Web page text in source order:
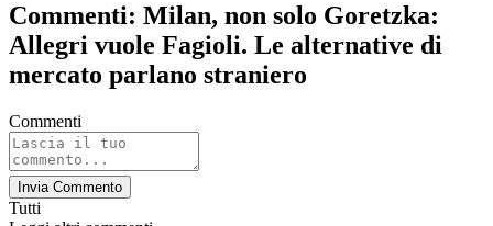
Commenti: Milan, non solo Goretzka:
Allegri vuole Fagioli. Le alternative di
mercato parlano straniero
Commenti
Invia Commento
Tutti